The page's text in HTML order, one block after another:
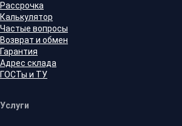
Рассрочка
Калькулятор
Частые вопросы
Возврат и обмен
Гарантия
Адрес склада
ГОСТы и ТУ
Услуги